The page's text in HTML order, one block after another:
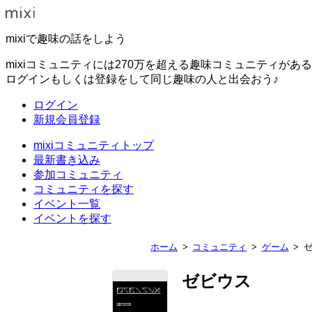
mixiで趣味の話をしよう
mixiコミュニティには270万を超える趣味コミュニティがある
ログインもしくは登録をして同じ趣味の人と出会おう♪
ログイン
新規会員登録
mixiコミュニティトップ
最新書き込み
参加コミュニティ
コミュニティを探す
イベント一覧
イベントを探す
ホーム コミュニティ ゲーム
ゼビウス